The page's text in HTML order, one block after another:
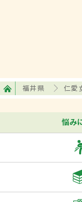
福井県 仁愛
悩み